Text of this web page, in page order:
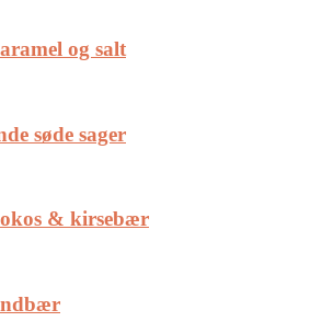
og salt
søde sager
& kirsebær